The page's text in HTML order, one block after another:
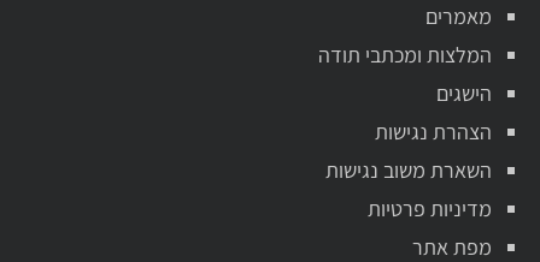
מאמרים
המלצות ומכתבי תודה
הישגים
הצהרת נגישות
השארת משוב נגישות
מדיניות פרטיות
מפת אתר